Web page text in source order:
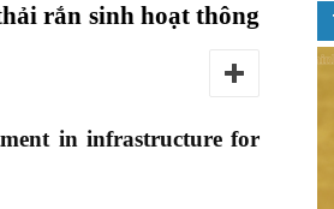
chí
rắn sinh hoạt thông
in infrastructure for